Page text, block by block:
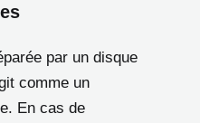
par un disque
comme un
En cas de